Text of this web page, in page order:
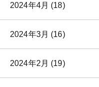
2024年4月 (18)
2024年3月 (16)
2024年2月 (19)